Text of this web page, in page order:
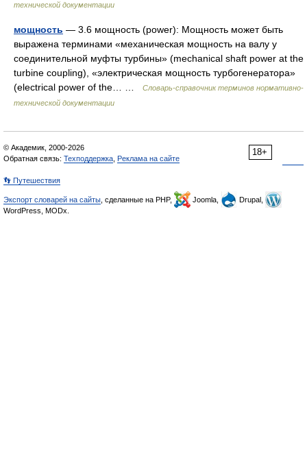
технической документации
мощность — 3.6 мощность (power): Мощность может быть
выражена терминами «механическая мощность на валу у
соединительной муфты турбины» (mechanical shaft power at the
turbine coupling), «электрическая мощность турбогенератора»
(electrical power of the… …
Словарь-справочник терминов нормативно-
технической документации
18+
© Академик, 2000-2026
Обратная связь: Техподдержка Реклама на сайте
👣 Путешествия
Экспорт словарей на сайты , сделанные на PHP, Joomla,
Drupal,
WordPress, MODx.